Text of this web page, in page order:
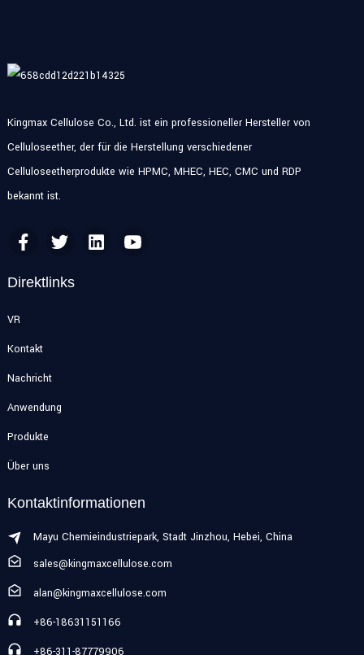
Kingmax Cellulose Co., Ltd. ist ein professioneller Hersteller von
Celluloseether, der für die Herstellung verschiedener
Celluloseetherprodukte wie HPMC, MHEC, HEC, CMC und RDP
bekannt ist.
Direktlinks
VR
Kontakt
Nachricht
Anwendung
Produkte
Über uns
Kontaktinformationen
Mayu Chemieindustriepark, Stadt Jinzhou, Hebei, China
sales@kingmaxcellulose.com
alan@kingmaxcellulose.com
+86-18631151166
+86-311-87779906